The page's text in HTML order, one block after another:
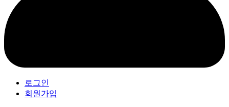
로그인
회원가입